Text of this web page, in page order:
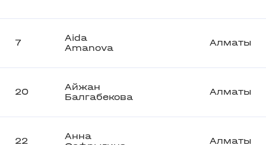
7
Aida
Amanova
Алматы
20
Айжан
Балгабекова
Алматы
22
Анна
Алматы